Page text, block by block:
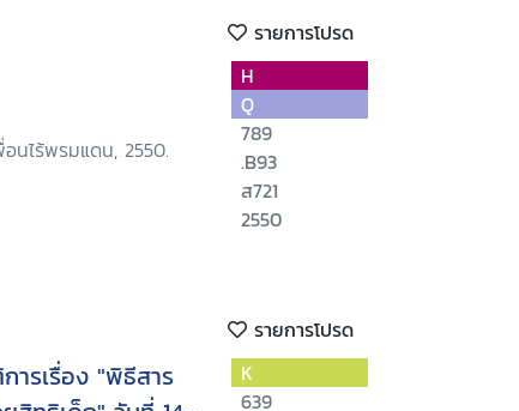
รายการโปรด
นไร้พรมแดน, 2550.
H
Q
789
.B93
ส721
2550
รายการโปรด
ารเรื่อง "พิธีสาร
K
639